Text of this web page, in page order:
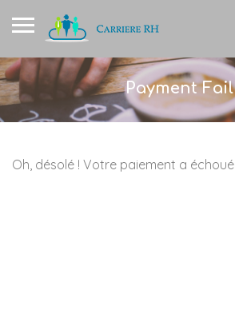
Payment Fail
Oh, désolé ! Votre paiement a échoué